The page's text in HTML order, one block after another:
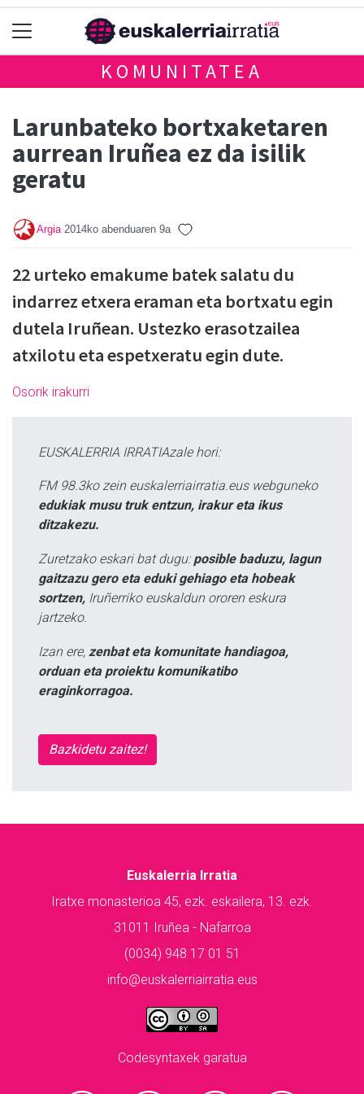
KOMUNITATEA
Larunbateko bortxaketaren
aurrean Iruñea ez da isilik
geratu
Argia 2014ko abenduaren 9a
22 urteko emakume batek salatu du
indarrez etxera eraman eta bortxatu egin
dutela Iruñean. Ustezko erasotzailea
atxilotu eta espetxeratu egin dute.
Osorik irakurri
EUSKALERRIA IRRATIAzale hori:
FM 98.3ko zein euskalerriairratia.eus webguneko
edukiak musu truk entzun, irakur eta ikus
ditzakezu.
Zuretzako eskari bat dugu: posible baduzu, lagun
gaitzazu gero eta eduki gehiago eta hobeak
sortzen, Iruñerriko euskaldun ororen eskura
jartzeko.
Izan ere, zenbat eta komunitate handiagoa,
orduan eta proiektu komunikatibo
eraginkorragoa.
Bazkidetu zaitez!
Euskalerria Irratia
Iratxe monasterioa 45, ezk. eskailera, 13. ezk.
31011 Iruñea - Nafarroa
(0034) 948 17 01 51
info@euskalerriairratia.eus
Codesyntaxek garatua